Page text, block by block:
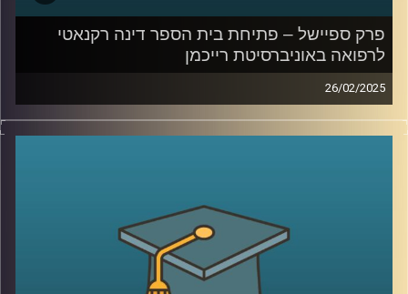
פרק ספיישל – פתיחת בית הספר דינה רקנאטי
לרפואה באוניברסיטת רייכמן
26/02/2025
אוניברסיטת רייכמן ממשיכה להתרחב ולהתבסס, והפעם עם
הקמת בית הספר לרפואה על שם דינה רקנאטי. כיום, רק 30%
באירוע הפתיחה התקיים טקס ה”חלוק הלבן”, המסמן את
תחילת הלימודים הקליניים של הסטודנטים ואת מחויבותם
לערכי הרפואה. במסגרת הטקס קיבלו הסטודנטים את חלוקי